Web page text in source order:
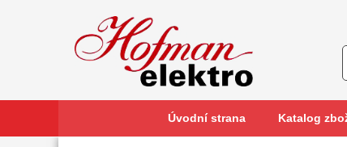
Úvodní strana Katalog